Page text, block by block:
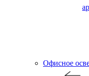
Офисное